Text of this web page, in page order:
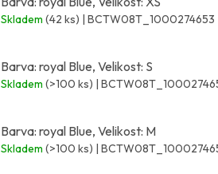
Skladem (42 ks) | BCTW08T_1000274653
Barva: royal Blue, Velikost: S
Skladem (>100 ks) |
Barva: royal Blue, Velikost: M
Skladem (>100 ks) |